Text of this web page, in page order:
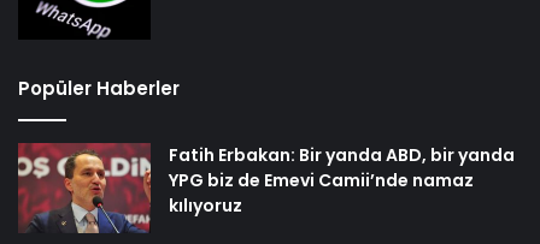
Popüler Haberler
Fatih Erbakan: Bir yanda ABD, bir yanda
YPG biz de Emevi Camii’nde namaz
kılıyoruz